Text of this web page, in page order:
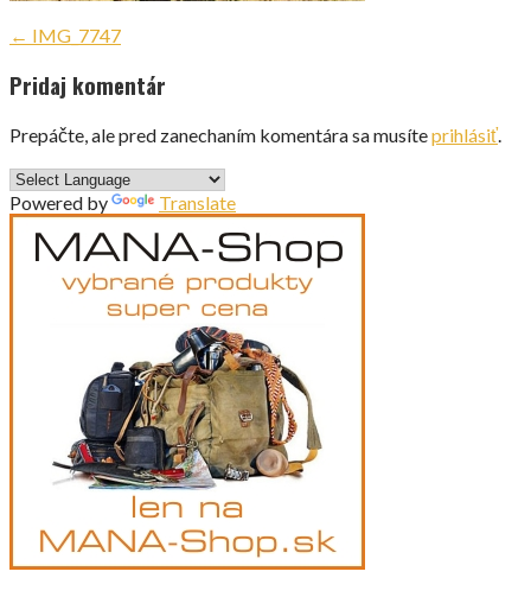
Navigácia
v
článku
← IMG_7747
Pridaj komentár
Prepáčte, ale pred zanechaním komentára sa musíteprihlásiť.
Powered by Translate